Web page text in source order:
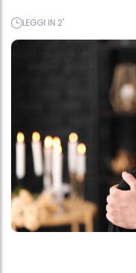
LEGGI IN 2'